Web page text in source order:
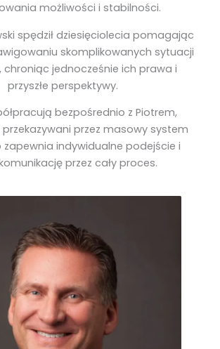
możliwości i stabilności.
spędził dziesięciolecia pomagając
skomplikowanych sytuacji
chroniąc jednocześnie ich prawa i
przyszłe perspektywy.
bezpośrednio z Piotrem,
przez masowy system
zapewnia indywidualne podejście i
przez cały proces.